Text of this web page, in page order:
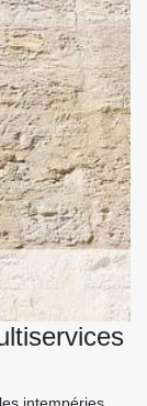
intempéries,